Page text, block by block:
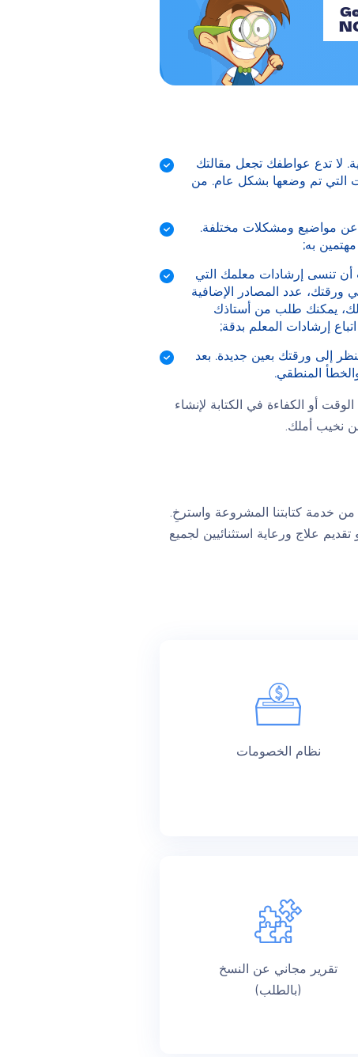
لا تدع عواطفك تجعل مقالتك
التي تم وضعها بشكل عام. من
عن مواضيع ومشكلات مختلفة.
به;
أن تنسى إرشادات معلمك التي
ورقتك، عدد المصادر الإضافية
ذلك، يمكنك طلب من أستاذك
إرشادات المعلم بدقة;
إلى ورقتك بعين جديدة. بعد
المنطقي.
أو الكفاءة في الكتابة لإنشاء
نخيب أملك.
من خدمة كتابتنا المشروعة واسترخِ.
علاج ورعاية استثنائيين لجميع
نظام الخصومات
تقرير مجاني عن النسخ
(بالطلب)